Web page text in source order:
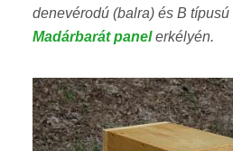
denevérodú (balra) és B
Madárbarát panelerkélyén.